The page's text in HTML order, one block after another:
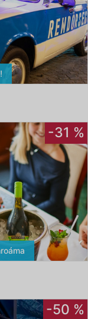
-31 %
-50 %